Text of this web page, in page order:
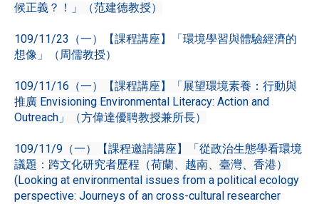
候正義？！」（范建德教授）
109/11/23（一）【課程講座】「環境學習與體驗經濟的
想像」（周儒教授）
109/11/16（一）【課程講座】「展望環境素養：行動與
推廣 Envisioning Environmental Literacy: Action and
Outreach」（方偉達優聘教授兼所長）
109/11/9（一）【課程邀請講座】「從政治生態學看環境
議題：跨文化研究者歷程（荷蘭、越南、臺灣、香港）
(Looking at environmental issues from a political ecology
perspective: Journeys of an cross-cultural researcher